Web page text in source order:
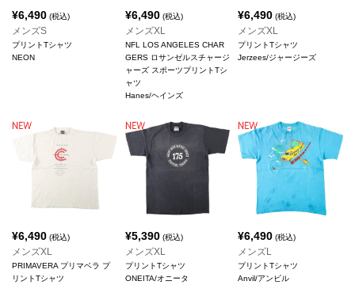
¥6,490 (税込)
メンズS
プリントTシャツ
NEON
¥6,490(税込)
メンズXL
NFL LOS ANGELES CHAR
GERS ロサンゼルスチャージ
ャーズ スポーツプリントTシ
ャツ
Hanes/ヘインズ
¥6,490 (税込)
メンズXL
プリントTシャツ
Jerzees/ジャージーズ
¥6,490 (税込)
メンズXL
PRIMAVERA プリマベラ プ
リントTシャツ
¥5,390(税込)
メンズXL
プリントTシャツ
ONEITA/オニータ
¥6,490 (税込)
メンズL
プリントTシャツ
Anvil/アンビル